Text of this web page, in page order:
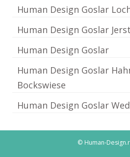
Human Design Goslar
Human Design Goslar
Human Design Goslar
Human Design Goslar
Bockswiese
Human Design Goslar
© Human-